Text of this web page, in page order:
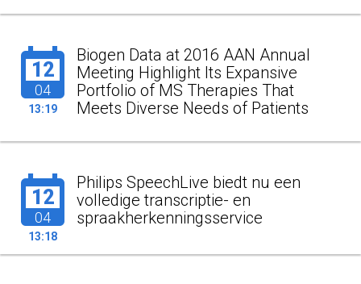
12
04
13:19
Biogen Data at 2016 AAN Annual
Meeting Highlight Its Expansive
Portfolio of MS Therapies That
Meets Diverse Needs of Patients
12
04
13:18
Philips SpeechLive biedt nu een
volledige transcriptie- en
spraakherkenningsservice